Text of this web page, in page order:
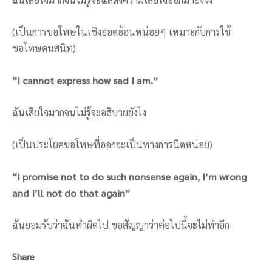
(เป็นการขอโทษในเชิงออดอ้อนหน่อยๆ เหมาะกับการใช้
ขอโทษคนสนิท)
“I cannot express how sad I am.”
ฉันเสียใจมากจนไม่รู้จะอธิบายยังไง
(เป็นประโยคขอโทษที่ออกจะเป็นทางการนิดหน่อย)
“I promise not to do such nonsense again, I’m wrong
and I’ll not do that again”
ฉันยอมรับว่าฉันทำผิดไป ขอสัญญาว่าต่อไปนี้จะไม่ทำอีก
Share